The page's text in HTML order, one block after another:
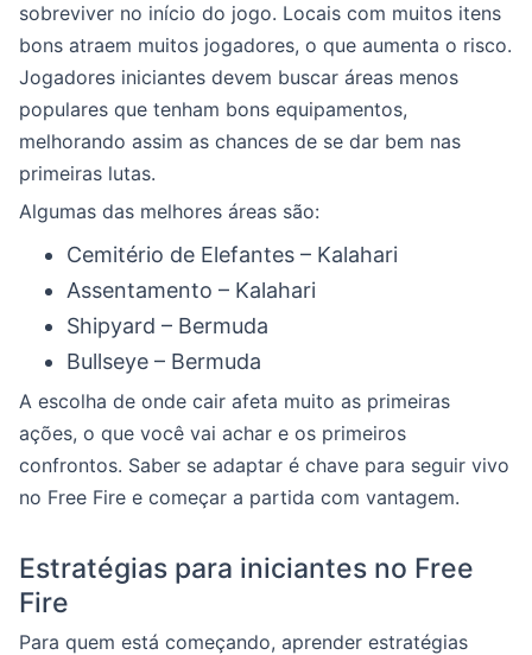
sobreviver no início do jogo. Locais com muitos itens
bons atraem muitos jogadores, o que aumenta o risco.
Jogadores iniciantes devem buscar áreas menos
populares que tenham bons equipamentos,
melhorando assim as chances de se dar bem nas
primeiras lutas.
Algumas das melhores áreas são:
Cemitério de Elefantes – Kalahari
Assentamento – Kalahari
Shipyard – Bermuda
Bullseye – Bermuda
A escolha de onde cair afeta muito as primeiras
ações, o que você vai achar e os primeiros
confrontos. Saber se adaptar é chave para seguir vivo
no Free Fire e começar a partida com vantagem.
Estratégias para iniciantes no Free
Fire
Para quem está começando, aprender estratégias